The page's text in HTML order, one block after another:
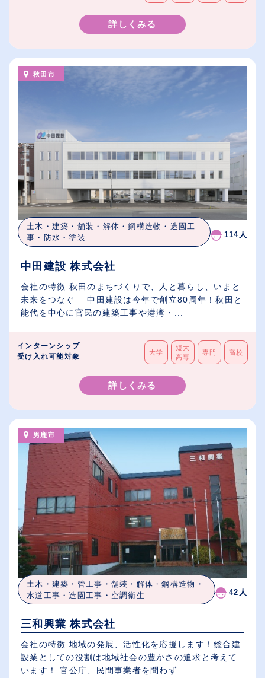
詳しくみる
秋田市
土木・建築・舗装・解体・鋼構造物・造園工
事・防水・塗装
114人
中田建設 株式会社
会社の特徴 秋田のまちづくりで、人と暮らし、いまと
未来をつなぐ 中田建設は今年で創立80周年！秋田と
能代を中心に官民の建築工事や港湾・...
インターンシップ
受け入れ可能対象
大学
短大
高専
専門 高校
詳しくみる
男鹿市
土木・建築・管工事・舗装・解体・鋼構造物・
水道工事・造園工事・空調衛生
42人
三和興業 株式会社
会社の特徴 地域の発展、活性化を応援します！総合建
設業としての役割は地域社会の豊かさの追求と考えて
います！ 官公庁、民間事業者を問わず...